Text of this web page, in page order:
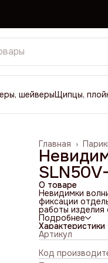
шейверыЩипцы,
Главная ›
О товаре
Невидимки
фиксации
работы
полностью
Материал —
Цвет —
производства
Подробнее
Характеристики
Артикул
Код